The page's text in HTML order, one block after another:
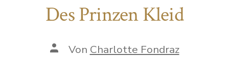
Des Prinzen Kleid
AutorVon Charlotte Fondraz